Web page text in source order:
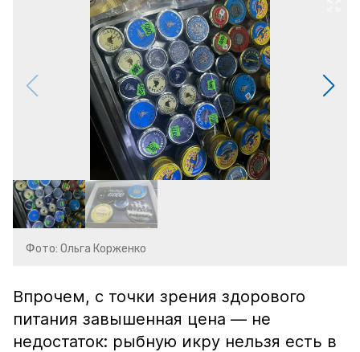
Фото: Ольга Корженко
Впрочем, с точки зрения здорового
питания завышенная цена — не
недостаток: рыбную икру нельзя есть в